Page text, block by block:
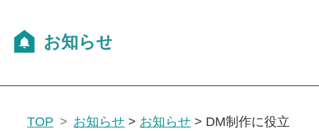
TOP お知らせ > お知らせ > DM制作に役立